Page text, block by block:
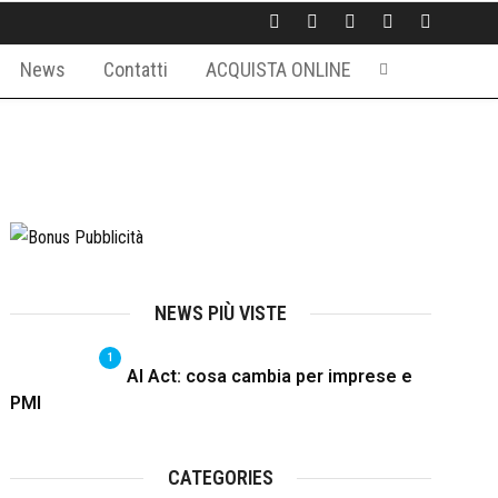
News Contatti ACQUISTA ONLINE
NEWS PIÙ VISTE
1
AI Act: cosa cambia per imprese e
PMI
CATEGORIES